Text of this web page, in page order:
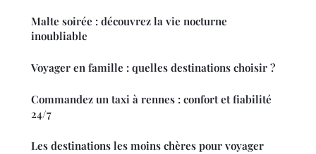
Malte soirée : découvrez la vie nocturne
inoubliable
Voyager en famille : quelles destinations choisir ?
Commandez un taxi à rennes : confort et fiabilité
24/7
Les destinations les moins chères pour voyager